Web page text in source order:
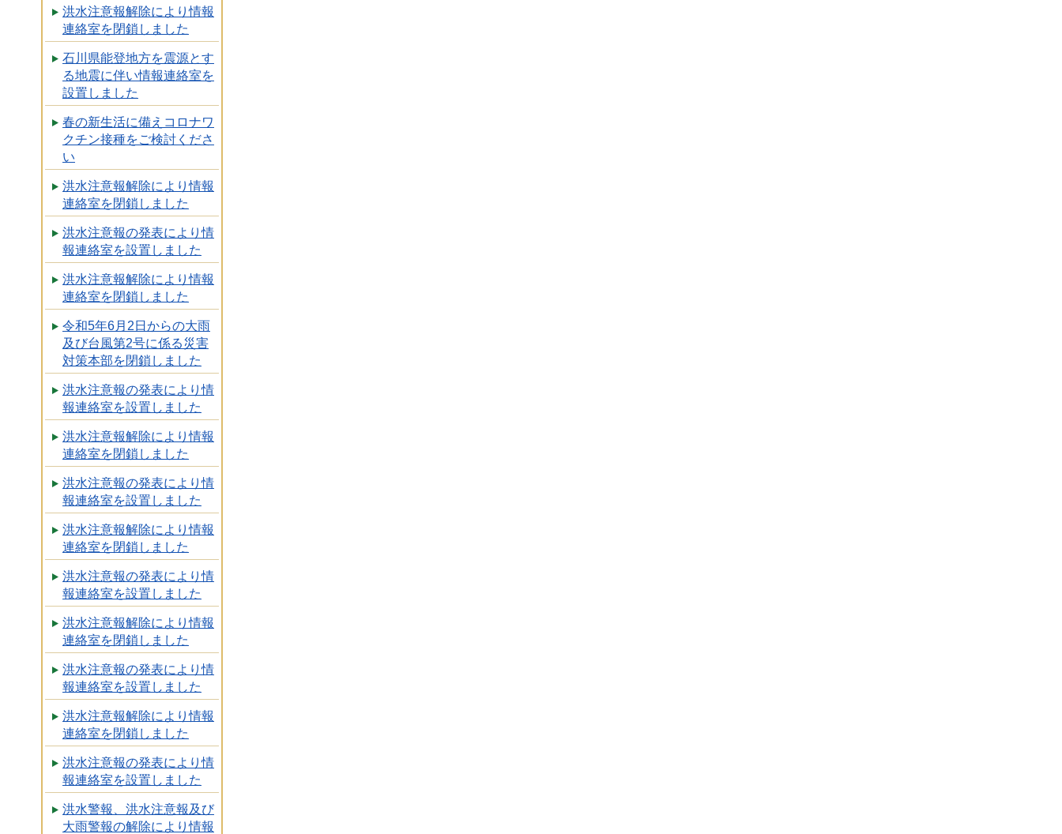
洪水注意報解除により情報
連絡室を閉鎖しました
石川県能登地方を震源とす
る地震に伴い情報連絡室を
設置しました
春の新生活に備えコロナワ
クチン接種をご検討くださ
い
洪水注意報解除により情報
連絡室を閉鎖しました
洪水注意報の発表により情
報連絡室を設置しました
洪水注意報解除により情報
連絡室を閉鎖しました
令和5年6月2日からの大雨
及び台風第2号に係る災害
対策本部を閉鎖しました
洪水注意報の発表により情
報連絡室を設置しました
洪水注意報解除により情報
連絡室を閉鎖しました
洪水注意報の発表により情
報連絡室を設置しました
洪水注意報解除により情報
連絡室を閉鎖しました
洪水注意報の発表により情
報連絡室を設置しました
洪水注意報解除により情報
連絡室を閉鎖しました
洪水注意報の発表により情
報連絡室を設置しました
洪水注意報解除により情報
連絡室を閉鎖しました
洪水注意報の発表により情
報連絡室を設置しました
洪水警報、洪水注意報及び
大雨警報の解除により情報